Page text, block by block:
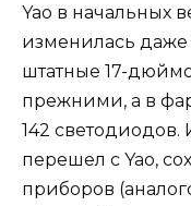
Yao в начальных
изменилась даже
штатные 17-
прежними, а в
142
перешел с Yao,
приборов